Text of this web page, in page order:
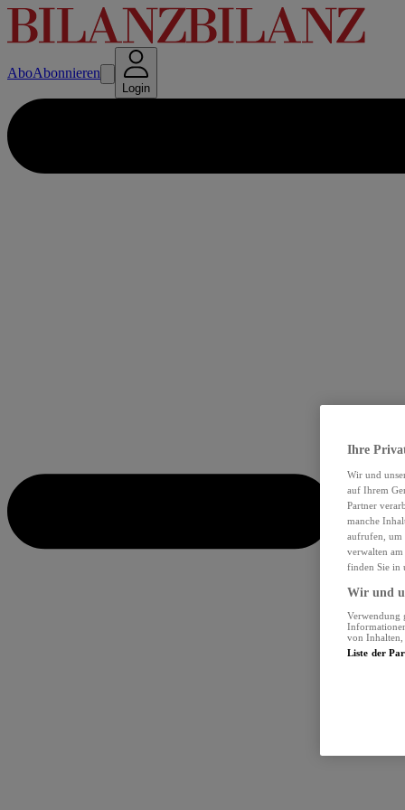
AboAbonnieren
Login
Ihre
Wir und
auf Ihrem
Partner
manche
aufrufen, um
verwalten
finden Sie in
Wir und
Verwendung
von Inhalten,
Liste der